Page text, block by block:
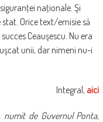
naţionale. Şi
Orice text/emisie să
Ceauşescu. Nu era
unii, dar nimeni nu-i
Integral, aici
numit de Guvernul Ponta,